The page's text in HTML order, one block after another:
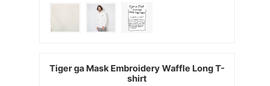
Tiger ga Mask Embroidery Waffle Long T-
shirt